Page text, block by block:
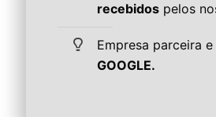
recebidos pelos
Empresa parceira e
GOOGLE.